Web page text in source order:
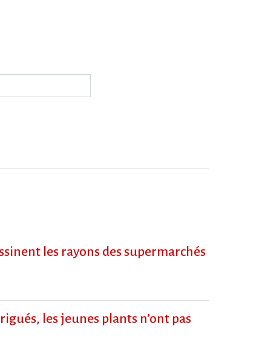
les rayons des supermarchés
les jeunes plants n’ont pas